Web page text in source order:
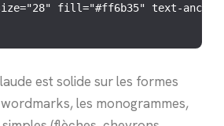
fill="#ff6b35" text-
est solide sur les formes
les monogrammes,